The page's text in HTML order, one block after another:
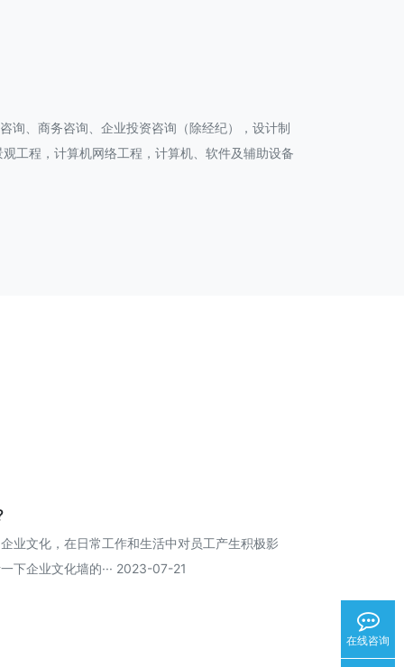
询、商务咨询、企业投资咨询（除经纪），设计制
工程，计算机网络工程，计算机、软件及辅助设备
业文化，在日常工作和生活中对员工产生积极影
下企业文化墙的··· 2023-07-21
在线咨询